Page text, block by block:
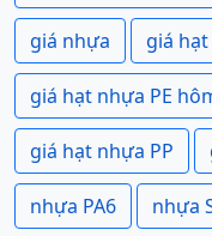
giá nhựa giá hạt
giá hạt nhựa PE
giá hạt nhựa PP
nhựa PA6 nhựa